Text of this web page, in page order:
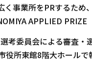
事業所をPRするため
APPLIED PRIZE
考委員会による審査・
所東館8階大ホールで